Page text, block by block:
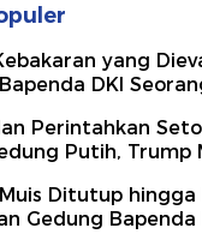
yang
DKI
Perintahkan
Putih, Trump
Ditutup hingga
Gedung Bapenda